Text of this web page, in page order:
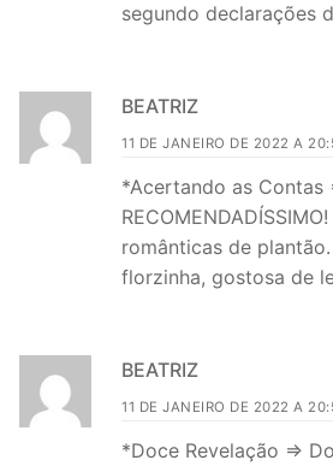
segundo declarações
BEATRIZ
11 DE JANEIRO DE 2022 A
*Acertando as Contas
românticas de
florzinha, gostosa de
BEATRIZ
11 DE JANEIRO DE 2022 A
*Doce Revelação =>